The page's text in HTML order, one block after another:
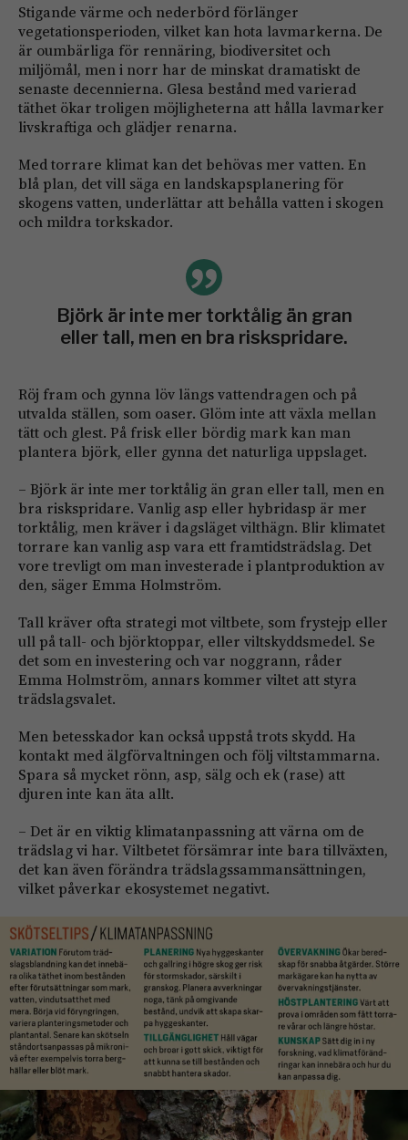
Stigande värme och nederbörd förlänger
vegetationsperioden, vilket kan hota lavmarkerna. De
är oumbärliga för rennäring, biodiversitet och
miljömål, men i norr har de minskat dramatiskt de
senaste decennierna. Glesa bestånd med varierad
täthet ökar troligen möjligheterna att hålla lavmarker
livskraftiga och glädjer renarna.
Med torrare klimat kan det behövas mer vatten. En
blå plan, det vill säga en landskapsplanering för
skogens vatten, underlättar att behålla vatten i skogen
och mildra torkskador.
Björk är inte mer torktålig än gran
eller tall, men en bra riskspridare.
Röj fram och gynna löv längs vattendragen och på
utvalda ställen, som oaser. Glöm inte att växla mellan
tätt och glest. På frisk eller bördig mark kan man
plantera björk, eller gynna det naturliga uppslaget.
– Björk är inte mer torktålig än gran eller tall, men en
bra riskspridare. Vanlig asp eller hybridasp är mer
torktålig, men kräver i dagsläget vilthägn. Blir klimatet
torrare kan vanlig asp vara ett framtidsträdslag. Det
vore trevligt om man investerade i plantproduktion av
den, säger Emma Holmström.
Tall kräver ofta strategi mot viltbete, som frystejp eller
ull på tall- och björktoppar, eller viltskyddsmedel. Se
det som en investering och var noggrann, råder
Emma Holmström, annars kommer viltet att styra
trädslagsvalet.
Men betesskador kan också uppstå trots skydd. Ha
kontakt med älgförvaltningen och följ viltstammarna.
Spara så mycket rönn, asp, sälg och ek (rase) att
djuren inte kan äta allt.
– Det är en viktig klimatanpassning att värna om de
trädslag vi har. Viltbetet försämrar inte bara tillväxten,
det kan även förändra trädslagssammansättningen,
vilket påverkar ekosystemet negativt.